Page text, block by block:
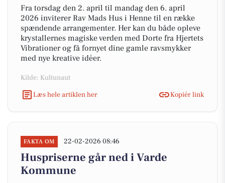
Fra torsdag den 2. april til mandag den 6. april
2026 inviterer Rav Mads Hus i Henne til en række
spændende arrangementer. Her kan du både opleve
krystallernes magiske verden med Dorte fra Hjertets
Vibrationer og få fornyet dine gamle ravsmykker
med nye kreative idéer.
Kilde: Kultunaut
Læs hele artiklen her
Kopiér link
FAKTA OM 22-02-2026 08:46
Huspriserne går ned i Varde
Kommune